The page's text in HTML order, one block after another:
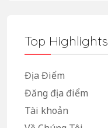
Top Highlights
Địa Điểm
Đăng địa điểm
Tài khoản